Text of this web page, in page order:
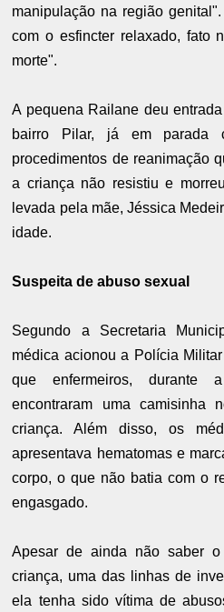
manipulação na região
com o esfincter relaxado, fato
morte".
A pequena Railane deu
bairro Pilar, já em parada
procedimentos de reanimação
a criança não resistiu e
levada pela mãe, Jéssica
idade.
Suspeita de abuso sexual
Segundo a Secretaria
médica acionou a Polícia
que enfermeiros, durante
encontraram uma camisinha
criança. Além disso, os
apresentava hematomas e
corpo, o que não batia com o
engasgado.
Apesar de ainda não saber
criança, uma das linhas de
ela tenha sido vítima de